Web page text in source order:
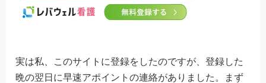
実は私、このサイトに登録をしたのですが、登録した
晩の翌日に早速アポイントの連絡がありました。まず